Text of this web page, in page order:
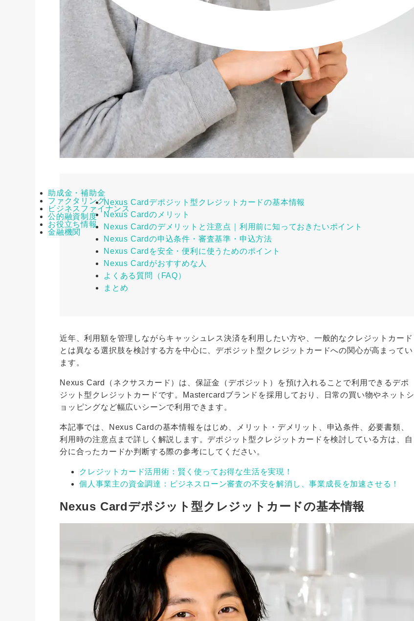
助成金・補助金
ファクタリング
ビジネスファイナンス
公的融資制度
お役立ち情報
金融機関
Nexus Cardデポジット型クレジットカードの基本情報
Nexus Cardのメリット
Nexus Cardのデメリットと注意点｜利用前に知っておきたいポイント
Nexus Cardの申込条件・審査基準・申込方法
Nexus Cardを安全・便利に使うためのポイント
Nexus Cardがおすすめな人
よくある質問（FAQ）
まとめ
近年、利用額を管理しながらキャッシュレス決済を利用したい方や、一般的なクレジットカード
とは異なる選択肢を検討する方を中心に、デポジット型クレジットカードへの関心が高まってい
ます。
Nexus Card（ネクサスカード）は、保証金（デポジット）を預け入れることで利用できるデポ
ジット型クレジットカードです。Mastercardブランドを採用しており、日常の買い物やネットシ
ョッピングなど幅広いシーンで利用できます。
本記事では、Nexus Cardの基本情報をはじめ、メリット・デメリット、申込条件、必要書類、
利用時の注意点まで詳しく解説します。デポジット型クレジットカードを検討している方は、自
分に合ったカードか判断する際の参考にしてください。
クレジットカード活用術：賢く使ってお得な生活を実現！
個人事業主の資金調達：ビジネスローン審査の不安を解消し、事業成長を加速させる！
Nexus Cardデポジット型クレジットカードの基本情報